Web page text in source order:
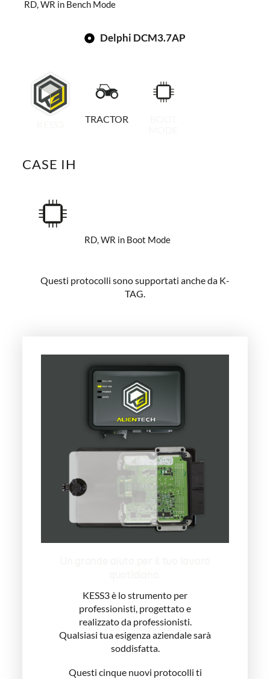
RD, WR in Bench Mode
Delphi DCM3.7AP
TRACTOR
CASE IH
RD, WR in Boot Mode
Questi protocolli sono supportati anche da K-
TAG.
KESS3 è lo strumento per
professionisti, progettato e
realizzato da professionisti.
Qualsiasi tua esigenza aziendale sarà
soddisfatta.
Questi cinque nuovi protocolli ti